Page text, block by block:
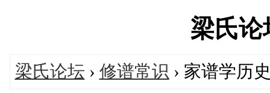
梁氏
梁氏论坛 › 修谱常识 › 家谱学历